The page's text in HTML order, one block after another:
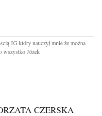
JG który nauczył mnie że można
wszystko Józek
CZERSKA